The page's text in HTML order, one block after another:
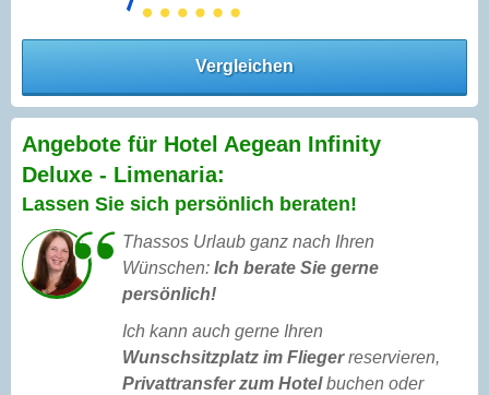
Vergleichen
Angebote für Hotel Aegean Infinity
Deluxe - Limenaria:
Lassen Sie sich persönlich beraten!
Thassos Urlaub ganz nach Ihren
Wünschen: Ich berate Sie gerne
persönlich!
Ich kann auch gerne Ihren
Wunschsitzplatz im Fliegerreservieren,
Privattransfer zum Hotelbuchen oder